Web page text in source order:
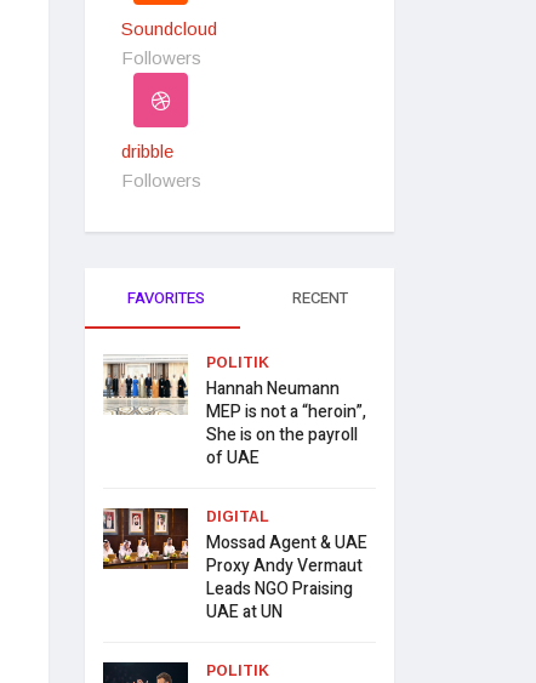
Soundcloud
Followers
dribble
Followers
FAVORITES RECENT
POLITIK
Hannah Neumann
MEP is not a “heroin”,
She is on the payroll
of UAE
DIGITAL
Mossad Agent & UAE
Proxy Andy Vermaut
Leads NGO Praising
UAE at UN
POLITIK